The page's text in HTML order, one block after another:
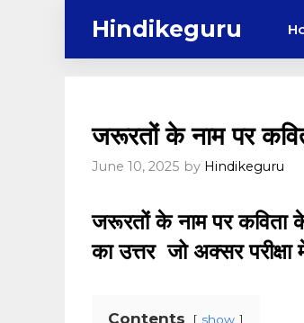
Hindikeguru
जरूरतों के नाम पर
June 10, 2025 by Hindikeguru
जरूरतों के नाम पर कविता
का उत्तर जो अक्सर
Contents show